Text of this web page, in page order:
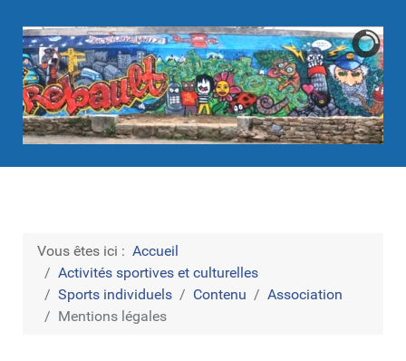
Vous êtes ici : Accueil
Activités sportives et culturelles
Sports individuels
Contenu
Association
Mentions légales